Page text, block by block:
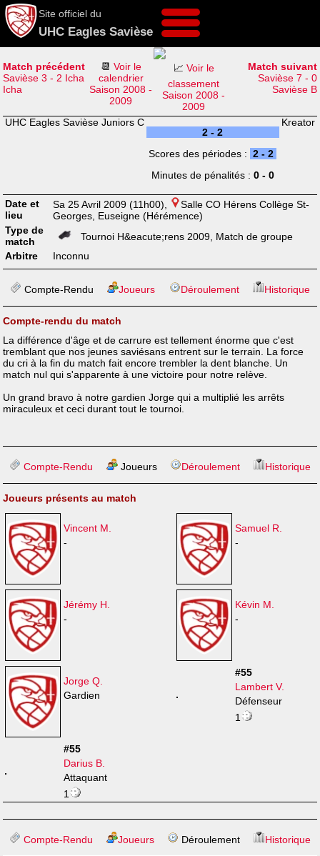
Site officiel du
UHC Eagles Savièse
Match précédent
Savièse 3 - 2 Icha
Icha
📆 Voir le
calendrier
Saison 2008 -
2009
📈 Voir le
classement
Saison 2008 -
2009
Match suivant
Savièse 7 - 0
Savièse B
UHC Eagles Savièse Juniors C
2 - 2
Scores des périodes : 2 - 2
Minutes de pénalités : 0 - 0
Kreator
Date et
lieu
Sa 25 Avril 2009 (11h00),
Salle CO Hérens Collège St-
Georges, Euseigne (Hérémence)
Type de
match
Tournoi H&eacute;rens 2009, Match de groupe
Arbitre
Inconnu
Compte-Rendu Joueurs Déroulement Historique
Compte-rendu du match
La différence d'âge et de carrure est tellement énorme que c'est
tremblant que nos jeunes saviésans entrent sur le terrain. La force
du cri à la fin du match fait encore trembler la dent blanche. Un
match nul qui s'apparente à une victoire pour notre relève.
Un grand bravo à notre gardien Jorge qui a multiplié les arrêts
miraculeux et ceci durant tout le tournoi.
Compte-Rendu Joueurs Déroulement Historique
Joueurs présents au match
Vincent M.
-
Samuel R.
-
Jérémy H.
-
Kévin M.
-
Jorge Q.
Gardien
#55
Lambert V.
Défenseur
1
#55
Darius B.
Attaquant
1
Compte-Rendu Joueurs Déroulement Historique